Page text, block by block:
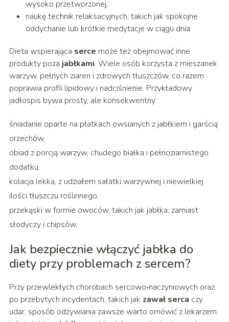
wysoko przetworzonej,
naukę technik relaksacyjnych, takich jak spokojne
oddychanie lub krótkie medytacje w ciągu dnia.
Dieta wspierająca serce może też obejmować inne
produkty poza jabłkami. Wiele osób korzysta z mieszanek
warzyw, pełnych ziaren i zdrowych tłuszczów, co razem
poprawia profil lipidowy i nadciśnienie. Przykładowy
jadłospis bywa prosty, ale konsekwentny:
śniadanie oparte na płatkach owsianych z jabłkiem i garścią
orzechów,
obiad z porcją warzyw, chudego białka i pełnoziarnistego
dodatku,
kolacja lekka, z udziałem sałatki warzywnej i niewielkiej
ilości tłuszczu roślinnego,
przekąski w formie owoców, takich jak jabłka, zamiast
słodyczy i chipsów.
Jak bezpiecznie włączyć jabłka do
diety przy problemach z sercem?
Przy przewlekłych chorobach sercowo‑naczyniowych oraz
po przebytych incydentach, takich jak zawał serca czy
udar, sposób odżywiania zawsze warto omówić z lekarzem